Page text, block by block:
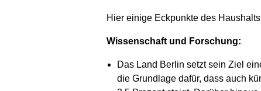
Hier einige Eckpunkte des
Wissenschaft und Forschung:
Das Land Berlin setzt sein Ziel
die Grundlage dafür, dass auch